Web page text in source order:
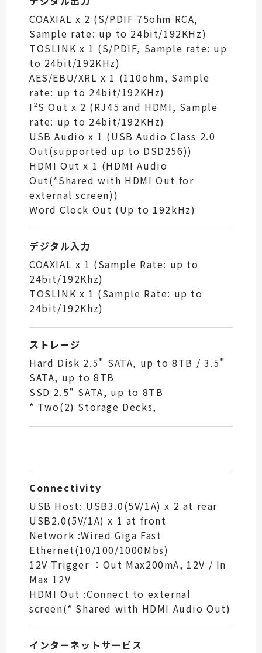
COAXIAL x 2 (S/PDIF 75ohm RCA,
Sample rate: up to 24bit/192KHz)
TOSLINK x 1 (S/PDIF, Sample rate: up
to 24bit/192KHz)
AES/EBU/XRL x 1 (110ohm, Sample
rate: up to 24bit/192KHz)
I²S Out x 2 (RJ45 and HDMI, Sample
rate: up to 24bit/192KHz)
USB Audio x 1 (USB Audio Class 2.0
Out(supported up to DSD256))
HDMI Out x 1 (HDMI Audio
Out(*Shared with HDMI Out for
external screen))
Word Clock Out (Up to 192kHz)
デジタル入力
COAXIAL x 1 (Sample Rate: up to
24bit/192Khz)
TOSLINK x 1 (Sample Rate: up to
24bit/192Khz)
ストレージ
Hard Disk 2.5" SATA, up to 8TB / 3.5"
SATA, up to 8TB
SSD 2.5" SATA, up to 8TB
* Two(2) Storage Decks,
Connectivity
USB Host: USB3.0(5V/1A) x 2 at rear
USB2.0(5V/1A) x 1 at front
Network :Wired Giga Fast
Ethernet(10/100/1000Mbs)
12V Trigger ：Out Max200mA, 12V / In
Max 12V
HDMI Out :Connect to external
screen(* Shared with HDMI Audio Out)
インターネットサービス